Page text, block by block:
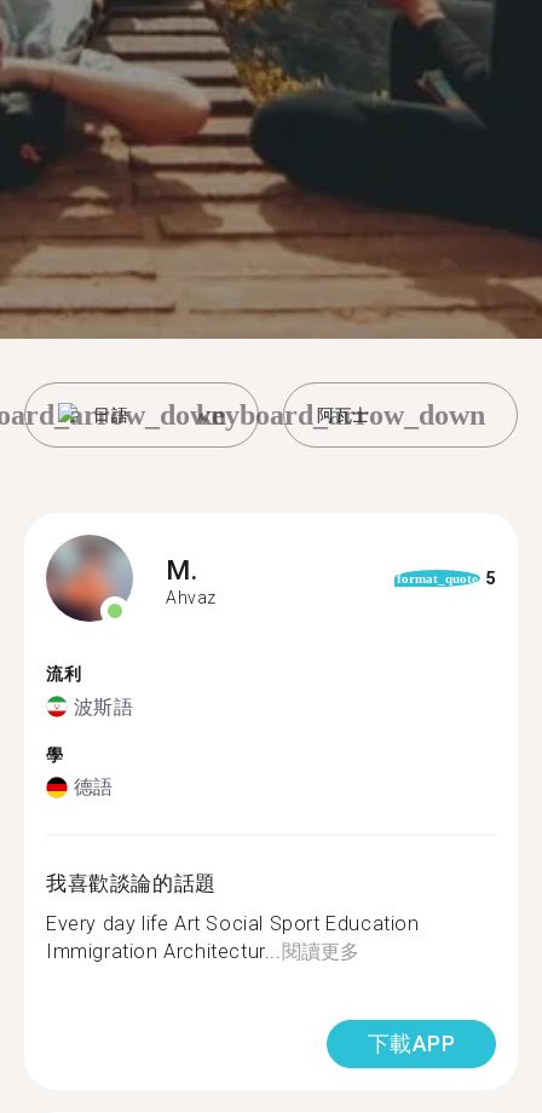
日語 阿瓦士
keyboard_arrow_down
M.
Ahvaz
format_quote 5
流利
波斯語
學
德語
我喜歡談論的話題
Every day life Art Social Sport Education
Immigration Architectur...閱讀更多
下載APP